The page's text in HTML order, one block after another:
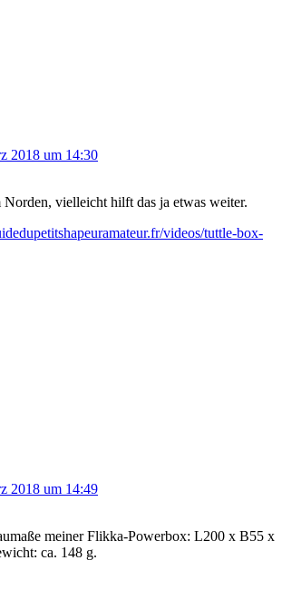
2018 um 14:30
Norden, vielleicht hilft das ja etwas weiter.
videos/tuttle-box-
2018 um 14:49
meiner Flikka-Powerbox: L200 x B55 x
ca. 148 g.